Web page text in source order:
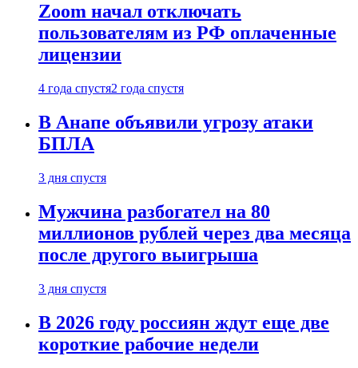
Zoom начал отключать
пользователям из РФ оплаченные
лицензии
4 года спустя2 года спустя
В Анапе объявили угрозу атаки
БПЛА
3 дня спустя
Мужчина разбогател на 80
миллионов рублей через два месяца
после другого выигрыша
3 дня спустя
В 2026 году россиян ждут еще две
короткие рабочие недели